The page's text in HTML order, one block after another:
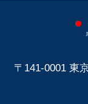
〒141-0001 東